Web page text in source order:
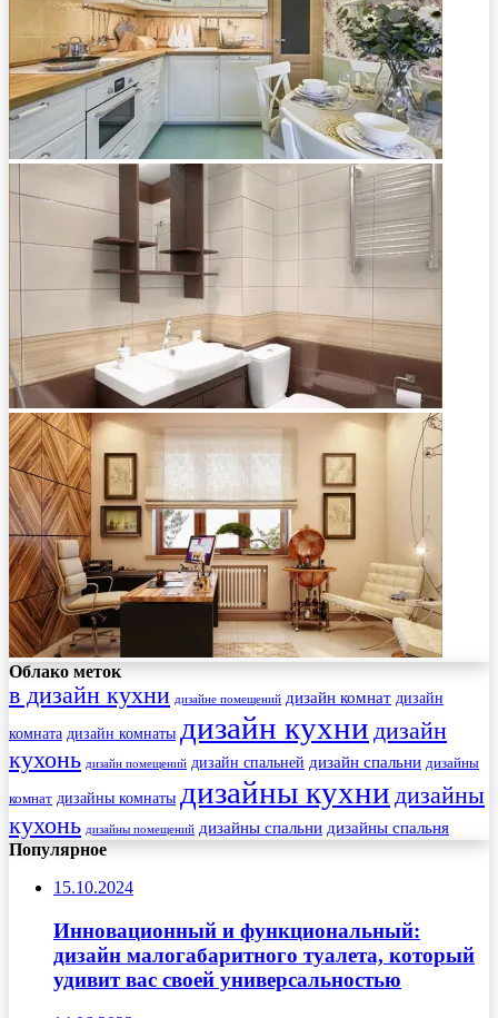
Облако меток
в дизайн кухни дизайне помещений дизайн комнат дизайн
комната дизайн комнаты дизайн кухни дизайн
кухонь дизайн помещений дизайн спальней дизайн спальни дизайны
комнат дизайны комнаты дизайны кухни дизайны
кухонь дизайны помещений дизайны спальни дизайны спальня
Популярное
15.10.2024
Инновационный и функциональный:
дизайн малогабаритного туалета, который
удивит вас своей универсальностью